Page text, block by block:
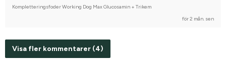
Kompletteringsfoder Working Dog Max Glucosamin + Trikem
för 2 mån. sen
Visa fler kommentarer (4)